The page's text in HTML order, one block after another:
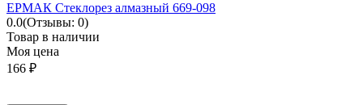
ЕРМАК Стеклорез алмазный 669-098
0.0(Отзывы: 0)
Товар в наличии
Моя цена
166 ₽